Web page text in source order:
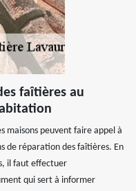
faîtières au
maisons peuvent faire appel à
de réparation des faîtières. En
il faut effectuer
qui sert à informer